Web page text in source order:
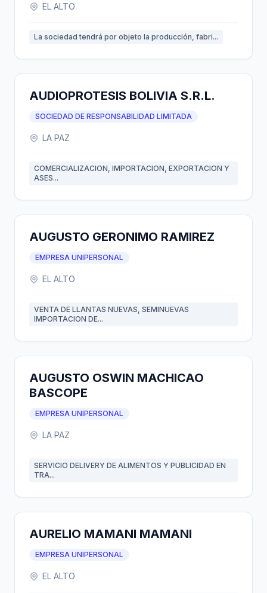
EL ALTO
La sociedad tendrá por objeto la producción, fabri...
AUDIOPROTESIS BOLIVIA S.R.L.
SOCIEDAD DE RESPONSABILIDAD LIMITADA
LA PAZ
COMERCIALIZACION, IMPORTACION, EXPORTACION Y
ASES...
AUGUSTO GERONIMO RAMIREZ
EMPRESA UNIPERSONAL
EL ALTO
VENTA DE LLANTAS NUEVAS, SEMINUEVAS
IMPORTACION DE...
AUGUSTO OSWIN MACHICAO
BASCOPE
EMPRESA UNIPERSONAL
LA PAZ
SERVICIO DELIVERY DE ALIMENTOS Y PUBLICIDAD EN
TRA...
AURELIO MAMANI MAMANI
EMPRESA UNIPERSONAL
EL ALTO